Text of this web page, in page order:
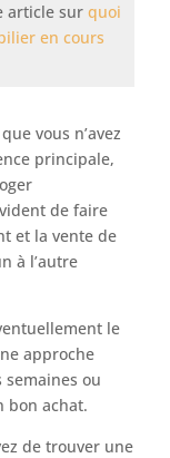
article surquoi
en cours
vous n’avez
principale,
de faire
et la vente de
à l’autre
le
approche
semaines ou
bon achat.
de trouver une